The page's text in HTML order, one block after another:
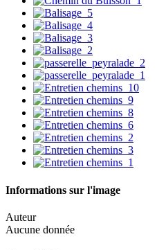
Informations sur l'image
Auteur
Aucune donnée